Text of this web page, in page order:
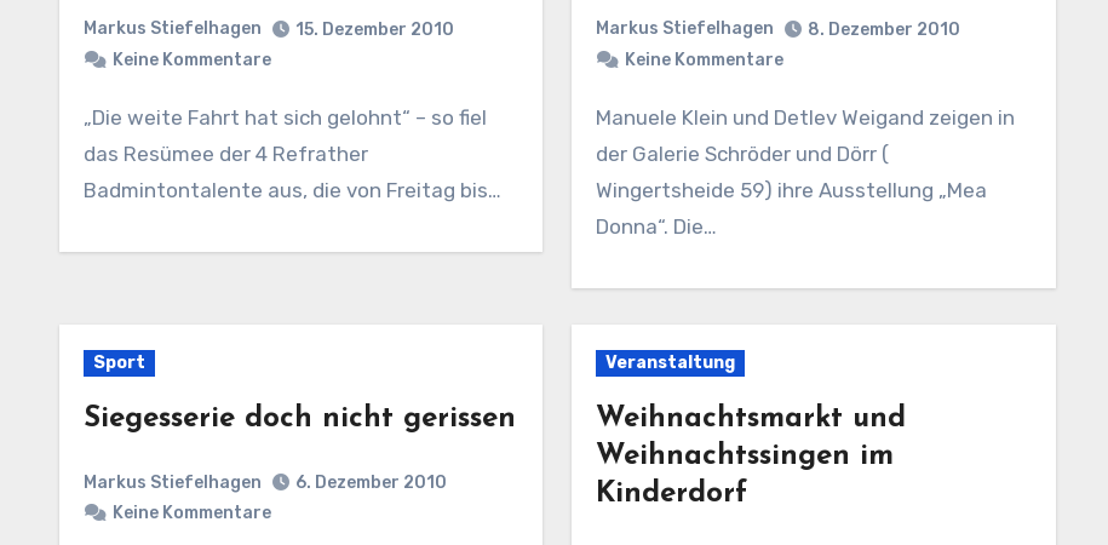
Markus Stiefelhagen
15. Dezember 2010
Keine Kommentare
„Die weite Fahrt hat sich gelohnt“ – so fiel
das Resümee der 4 Refrather
Badmintontalente aus, die von Freitag bis…
Markus Stiefelhagen
8. Dezember 2010
Keine Kommentare
Manuele Klein und Detlev Weigand zeigen in
der Galerie Schröder und Dörr (
Wingertsheide 59) ihre Ausstellung „Mea
Donna“. Die…
Sport
Siegesserie doch nicht gerissen
Markus Stiefelhagen
6. Dezember 2010
Keine Kommentare
Veranstaltung
Weihnachtsmarkt und
Weihnachtssingen im
Kinderdorf